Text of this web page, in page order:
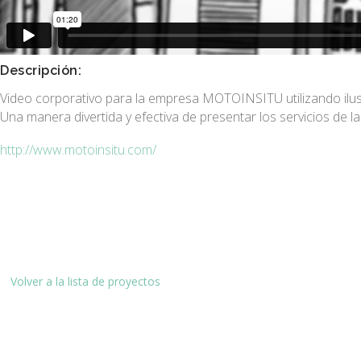
Descripción:
Video corporativo para la empresa MOTOINSITU utilizando
Una manera divertida y efectiva de presentar los servicios de
http://www.motoinsitu.com/
Volver a la lista de proyectos